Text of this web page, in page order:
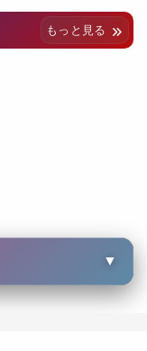
もっと見る
▼